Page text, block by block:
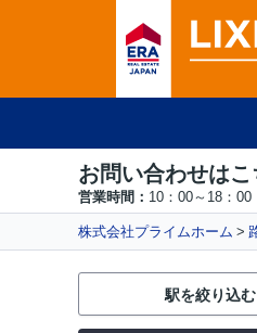
お問い合わせはこ
営業時間： 10：00～18：00
株式会社プライムホーム
駅を絞り込む